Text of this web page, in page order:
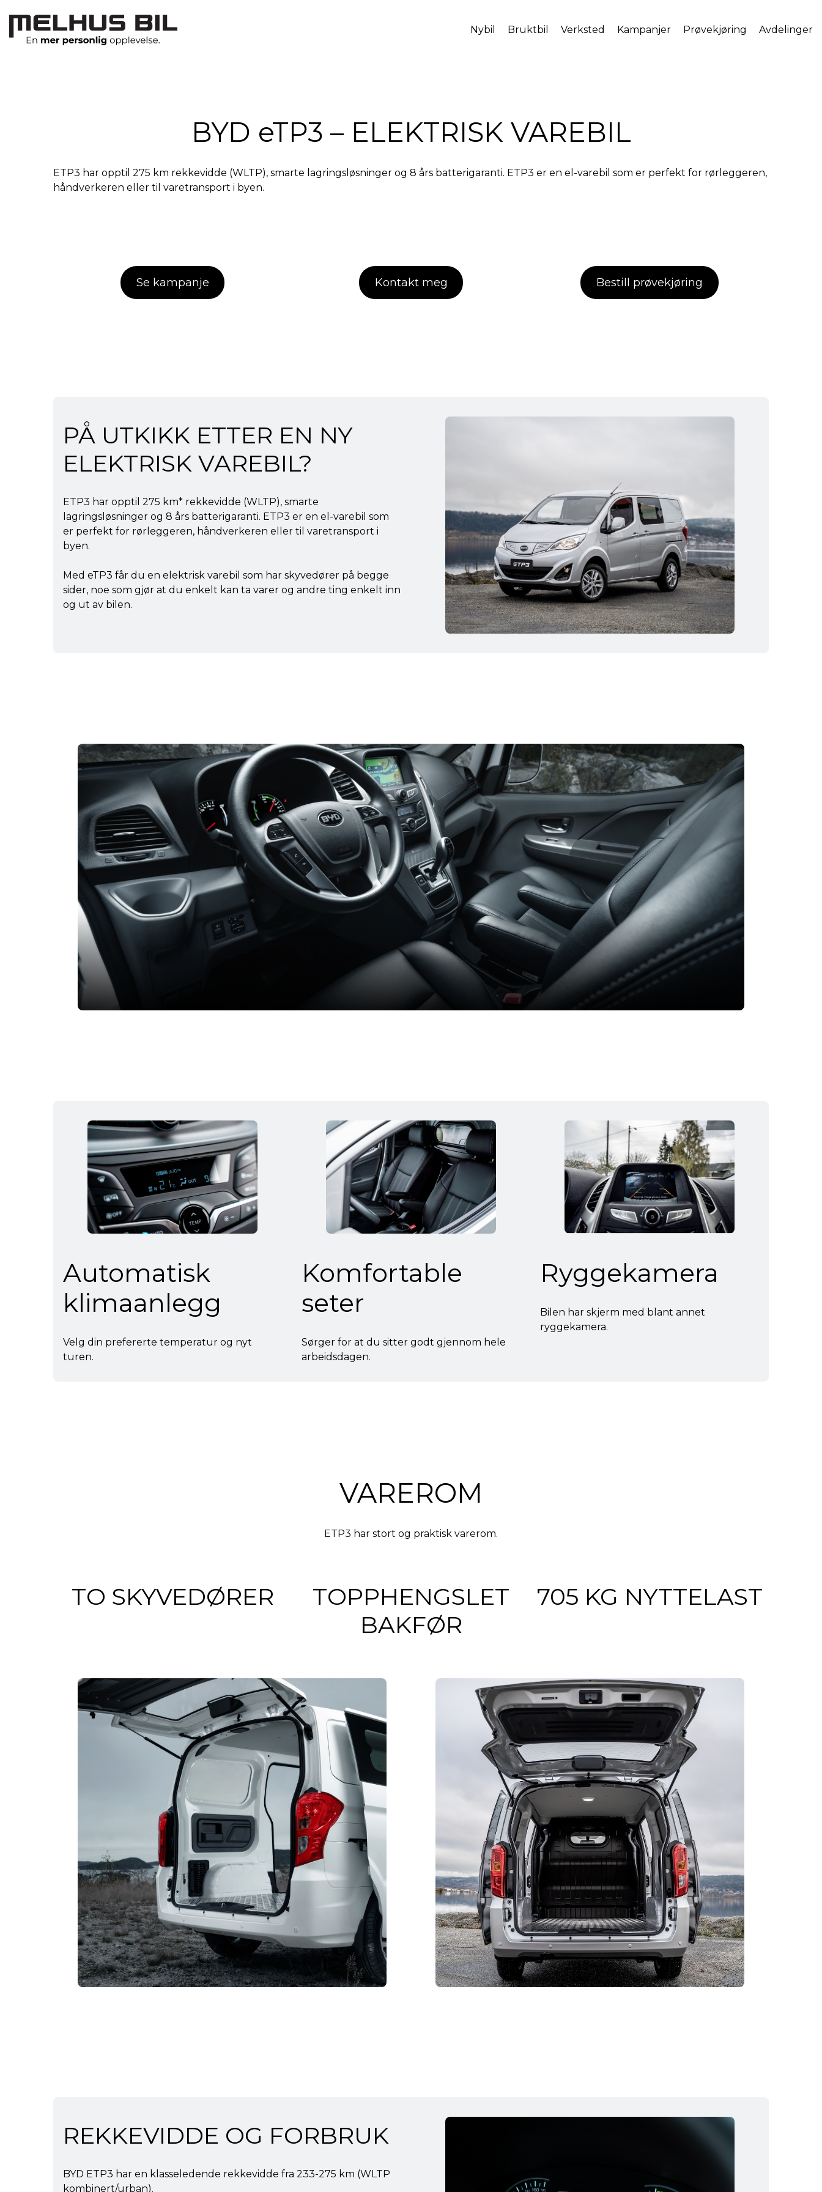
Nybil Bruktbil Verksted Kampanjer Prøvekjøring Avdelinger
BYD eTP3 – ELEKTRISK VAREBIL
ETP3 har opptil 275 km rekkevidde (WLTP), smarte lagringsløsninger og 8 års batterigaranti. ETP3 er en el-varebil som er perfekt for rørleggeren,
håndverkeren eller til varetransport i byen.
Se kampanje Kontakt meg Bestill prøvekjøring
PÅ UTKIKK ETTER EN NY
ELEKTRISK VAREBIL?
ETP3 har opptil 275 km* rekkevidde (WLTP), smarte
lagringsløsninger og 8 års batterigaranti. ETP3 er en el-varebil som
er perfekt for rørleggeren, håndverkeren eller til varetransport i
byen.
Med eTP3 får du en elektrisk varebil som har skyvedører på begge
sider, noe som gjør at du enkelt kan ta varer og andre ting enkelt inn
og ut av bilen.
Automatisk
klimaanlegg
Velg din prefererte temperatur og nyt
turen.
Komfortable
seter
Sørger for at du sitter godt gjennom hele
arbeidsdagen.
Ryggekamera
Bilen har skjerm med blant annet
ryggekamera.
VAREROM
ETP3 har stort og praktisk varerom.
TO SKYVEDØRER
TOPPHENGSLET
BAKFØR
705 KG NYTTELAST
REKKEVIDDE OG FORBRUK
BYD ETP3 har en klasseledende rekkevidde fra 233-275 km (WLTP
kombinert/urban).